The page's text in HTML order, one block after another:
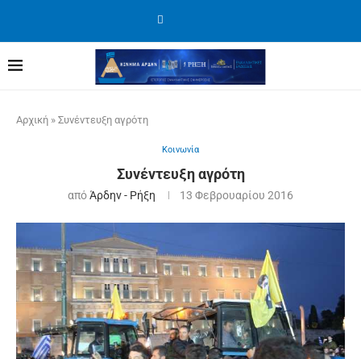
Αρχική » Συνέντευξη αγρότη
Κοινωνία
Συνέντευξη αγρότη
απόΆρδην - Ρήξη 13 Φεβρουαρίου 2016